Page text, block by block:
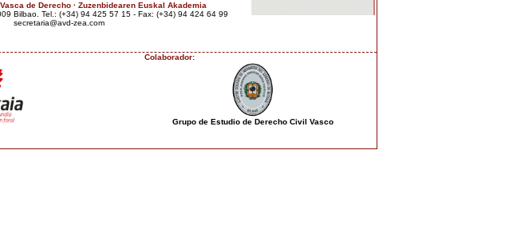
Vasca de Derecho · Zuzenbidearen Euskal Akademia
Bilbao. Tel.: (+34) 94 425 57 15 - Fax: (+34) 94 424 64 99
moc.aez-dva@airaterces
Colaborador:
Grupo de Estudio de Derecho Civil Vasco